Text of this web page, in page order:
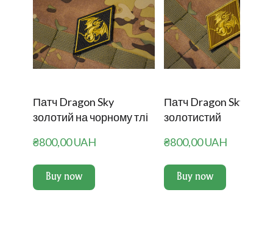
Патч Dragon Sky
золотий на чорному тлі
₴800,00 UAH
Buy now
Патч Dragon Sky
золотистий
₴800,00 UAH
Buy now